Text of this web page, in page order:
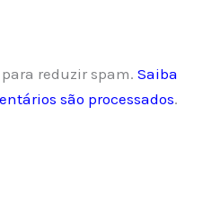
reduzir spam. Saiba
são processados.